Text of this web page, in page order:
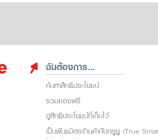
ฉันต้องการ...
ค้นหาสิทธิประโยชน์
รวมของฟรี
ดูสิทธิประโยชน์ที่เก็บไว้
เป็นพันธมิตรร้านค้ากับทรูยู (True